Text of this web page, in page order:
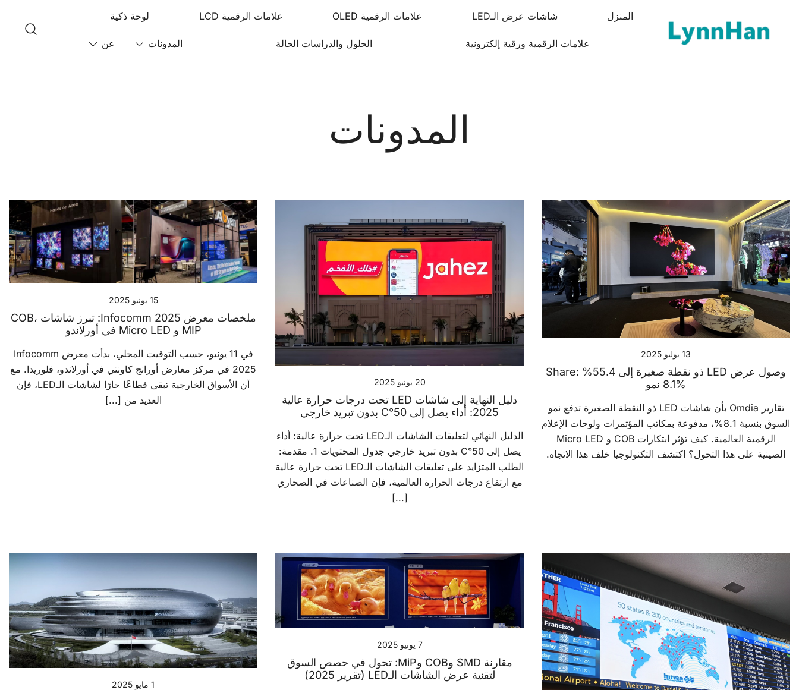
المحتوى
المنزل شاشات عرض الـLED علامات الرقمية OLED علامات الرقمية LCD لوحة ذكية
علامات الرقمية ورقية إلكترونية الحلول والدراسات الحالة المدونات عن
المدونات
13 يوليو 2025
وصول عرض LED ذو نقطة صغيرة إلى 55.4% Share:
8.1% نمو
تقارير Omdia بأن شاشات LED ذو النقطة الصغيرة تدفع نمو
السوق بنسبة 8.1%، مدفوعة بمكاتب المؤتمرات ولوحات الإعلام
الرقمية العالمية. كيف تؤثر ابتكارات COB و Micro LED
الصينية على هذا التحول؟ اكتشف التكنولوجيا خلف هذا الاتجاه.
20 يونيو 2025
دليل النهاية إلى شاشات LED تحت درجات حرارة عالية
2025: أداء يصل إلى 50°C بدون تبريد خارجي
الدليل النهائي لتعليقات الشاشات الـLED تحت حرارة عالية: أداء
يصل إلى 50°C بدون تبريد خارجي جدول المحتويات 1. مقدمة:
الطلب المتزايد على تعليقات الشاشات الـLED تحت حرارة عالية
مع ارتفاع درجات الحرارة العالمية، فإن الصناعات في الصحاري
[...]
15 يونيو 2025
ملخصات معرض Infocomm 2025: تبرز شاشات COB،
MIP و Micro LED في أورلاندو
في 11 يونيو، حسب التوقيت المحلي، بدأت معرض Infocomm
2025 في مركز معارض أورانج كاونتي في أورلاندو، فلوريدا. مع
أن الأسواق الخارجية تبقى قطاعًا حارًا لشاشات الـLED، فإن
العديد من [...]
7 يونيو 2025
مقارنة SMD وCOB وMiP: تحول في حصص السوق
لتقنية عرض الشاشات الـLED (تقرير 2025)
1 مايو 2025